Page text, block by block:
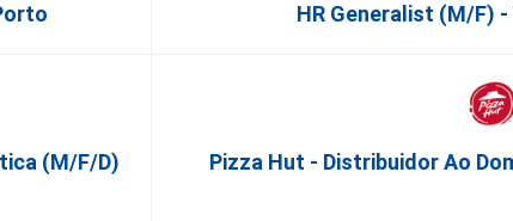
HR Generalist (m/f) -
(m/f/d)
Pizza Hut - Distribuidor Ao